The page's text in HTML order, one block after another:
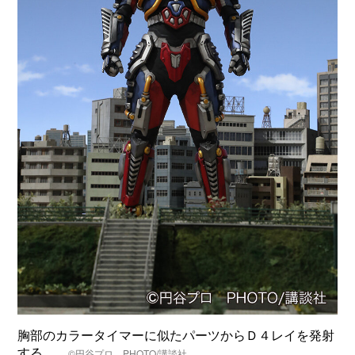
胸部のカラータイマーに似たパーツからＤ４レイを発射